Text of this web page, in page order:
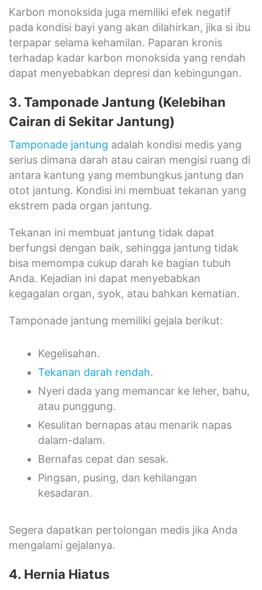
Karbon monoksida juga memiliki efek negatif
pada kondisi bayi yang akan dilahirkan, jika si ibu
terpapar selama kehamilan. Paparan kronis
terhadap kadar karbon monoksida yang rendah
dapat menyebabkan depresi dan kebingungan.
3. Tamponade Jantung (Kelebihan
Cairan di Sekitar Jantung)
Tamponade jantung adalah kondisi medis yang
serius dimana darah atau cairan mengisi ruang di
antara kantung yang membungkus jantung dan
otot jantung. Kondisi ini membuat tekanan yang
ekstrem pada organ jantung.
Tekanan ini membuat jantung tidak dapat
berfungsi dengan baik, sehingga jantung tidak
bisa memompa cukup darah ke bagian tubuh
Anda. Kejadian ini dapat menyebabkan
kegagalan organ, syok, atau bahkan kematian.
Tamponade jantung memiliki gejala berikut:
Kegelisahan.
Tekanan darah rendah.
Nyeri dada yang memancar ke leher, bahu,
atau punggung.
Kesulitan bernapas atau menarik napas
dalam-dalam.
Bernafas cepat dan sesak.
Pingsan, pusing, dan kehilangan
kesadaran.
Segera dapatkan pertolongan medis jika Anda
mengalami gejalanya.
4. Hernia Hiatus